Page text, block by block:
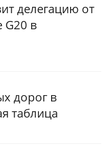
делегацию от
G20 в
дорог в
таблица